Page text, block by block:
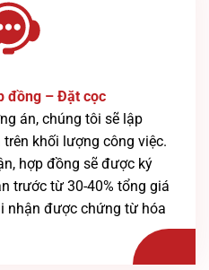
đồng – Đặt cọc
án, chúng tôi sẽ lập
khối lượng công việc.
hợp đồng sẽ được ký
trước từ 30-40% tổng giá
nhận được chứng từ hóa